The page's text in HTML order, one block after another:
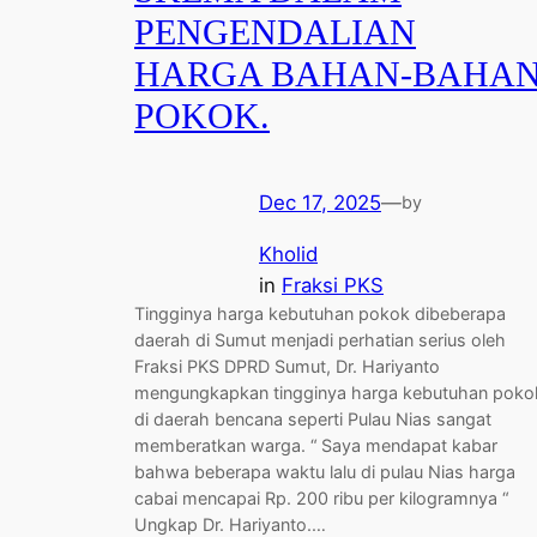
PENGENDALIAN
HARGA BAHAN-
POKOK.
Dec 17, 2025—by
Kholid
in Fraksi PKS
Tingginya harga kebutuhan pokok dibeberapa
daerah di Sumut menjadi perhatian serius oleh
Fraksi PKS DPRD Sumut, Dr. Hariyanto
mengungkapkan tingginya harga kebutuhan
di daerah bencana seperti Pulau Nias sangat
memberatkan warga. “ Saya mendapat kabar
bahwa beberapa waktu lalu di pulau Nias harga
cabai mencapai Rp. 200 ribu per kilogramnya “
Ungkap Dr. Hariyanto.…